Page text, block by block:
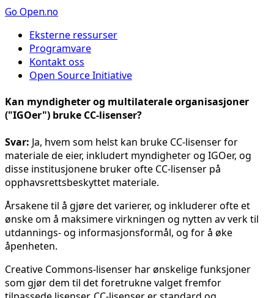
GoOpen.no
Eksterne ressurser
Programvare
Kontakt oss
Open Source Initiative
Kan myndigheter og multilaterale organisasjoner
("IGOer") bruke CC-lisenser?
Svar: Ja, hvem som helst kan bruke CC-lisenser for
materiale de eier, inkludert myndigheter og IGOer, og
disse institusjonene bruker ofte CC-lisenser på
opphavsrettsbeskyttet materiale.
Årsakene til å gjøre det varierer, og inkluderer ofte et
ønske om å maksimere virkningen og nytten av verk til
utdannings- og informasjonsformål, og for å øke
åpenheten.
Creative Commons-lisenser har ønskelige funksjoner
som gjør dem til det foretrukne valget fremfor